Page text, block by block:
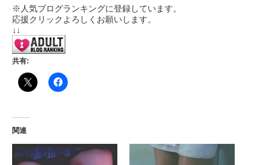
※人気ブログランキングに登録しています。
応援クリックよろしくお願いします。
↓↓
共有:
関連